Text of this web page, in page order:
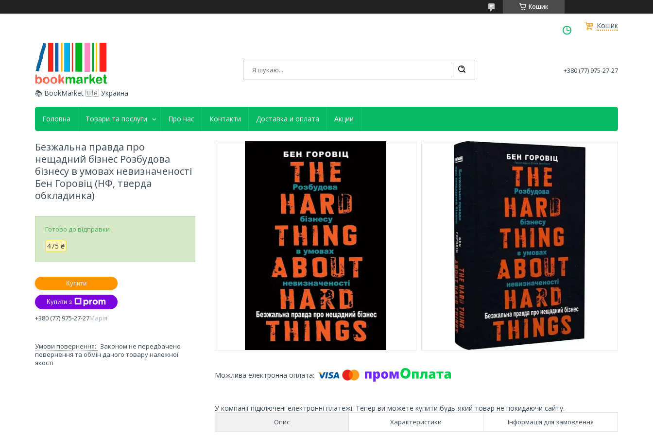
Кошик
Кошик
📚 BookMarket 🇺🇦 Украина
+380 (77) 975-27-27
Головна Товари та послуги Про нас Контакти Доставка и оплата Акции
У компанії підключені електронні платежі. Тепер ви можете купити будь-який товар не покидаючи сайту.
Опис Характеристики Інформація для замовлення
Безжальна правда про
нещадний бізнес Розбудова
бізнесу в умовах невизначеності
Бен Горовіц (НФ, тверда
обкладинка)
Готово до відправки
475 ₴
Купити
Купити з
+380 (77) 975-27-27Марія
Законом не передбачено
повернення та обмін даного товару належної
якості